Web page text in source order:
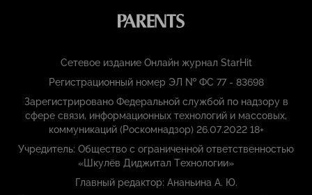
Сетевое издание Онлайн журнал StarHit
Регистрационный номер ЭЛ № ФС 77 - 83698
Зарегистрировано Федеральной службой по надзору в
сфере связи, информационных технологий и массовых,
коммуникаций (Роскомнадзор) 26.07.2022 18+
Учредитель: Общество с ограниченной ответственностью
«Шкулёв Диджитал Технологии»
Главный редактор: Ананьина А. Ю.